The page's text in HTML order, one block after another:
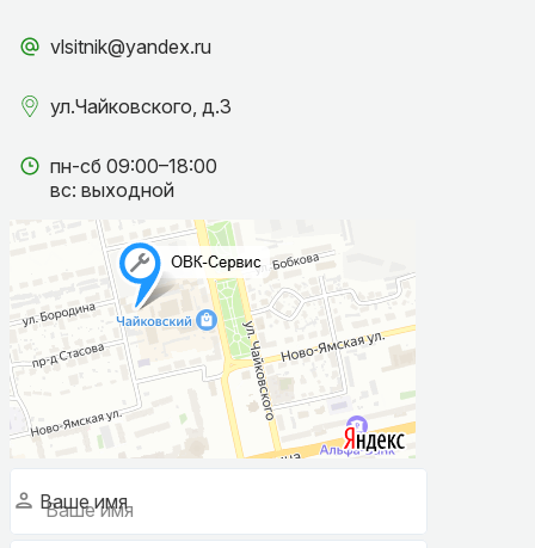
vlsitnik@yandex.ru
ул.Чайковского, д.3
пн-сб 09:00–18:00
вс: выходной
Ваше имя